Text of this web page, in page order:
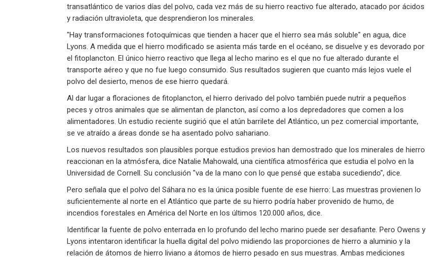
transatlántico de varios días del polvo, cada vez más de su hierro reactivo fue alterado, atacado por ácidos
y radiación ultravioleta, que desprendieron los minerales.
"Hay transformaciones fotoquímicas que tienden a hacer que el hierro sea más soluble" en agua, dice
Lyons. A medida que el hierro modificado se asienta más tarde en el océano, se disuelve y es devorado por
el fitoplancton. El único hierro reactivo que llega al lecho marino es el que no fue alterado durante el
transporte aéreo y que no fue luego consumido. Sus resultados sugieren que cuanto más lejos vuele el
polvo del desierto, menos de ese hierro quedará.
Al dar lugar a floraciones de fitoplancton, el hierro derivado del polvo también puede nutrir a pequeños
peces y otros animales que se alimentan de plancton, así como a los depredadores que comen a los
alimentadores. Un estudio reciente sugirió que el atún barrilete del Atlántico, un pez comercial importante,
se ve atraído a áreas donde se ha asentado polvo sahariano.
Los nuevos resultados son plausibles porque estudios previos han demostrado que los minerales de hierro
reaccionan en la atmósfera, dice Natalie Mahowald, una científica atmosférica que estudia el polvo en la
Universidad de Cornell. Su conclusión "va de la mano con lo que pensé que estaba sucediendo", dice.
Pero señala que el polvo del Sáhara no es la única posible fuente de ese hierro: Las muestras provienen lo
suficientemente al norte en el Atlántico que parte de su hierro podría haber provenido de humo, de
incendios forestales en América del Norte en los últimos 120.000 años, dice.
Identificar la fuente de polvo enterrada en lo profundo del lecho marino puede ser desafiante. Pero Owens y
Lyons intentaron identificar la huella digital del polvo midiendo las proporciones de hierro a aluminio y la
relación de átomos de hierro liviano a átomos de hierro pesado en sus muestras. Ambas mediciones